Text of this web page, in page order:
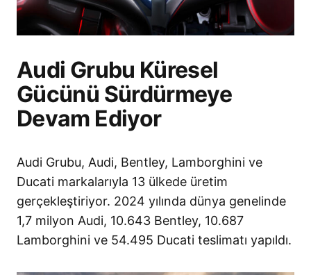
Audi Grubu Küresel
Gücünü Sürdürmeye
Devam Ediyor
Audi Grubu, Audi, Bentley, Lamborghini ve
Ducati markalarıyla 13 ülkede üretim
gerçekleştiriyor. 2024 yılında dünya genelinde
1,7 milyon Audi, 10.643 Bentley, 10.687
Lamborghini ve 54.495 Ducati teslimatı yapıldı.